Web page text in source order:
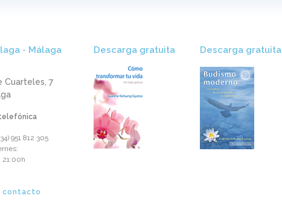
- Málaga
Cuarteles, 7
951 812 305‬
21:00h
contacto
Descarga gratuita​ Descarga gratuita​